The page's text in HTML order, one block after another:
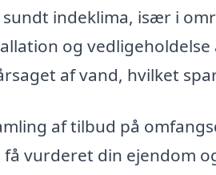
indeklima, især i
og
af vand, hvilket
af tilbud på
få vurderet din ejendom